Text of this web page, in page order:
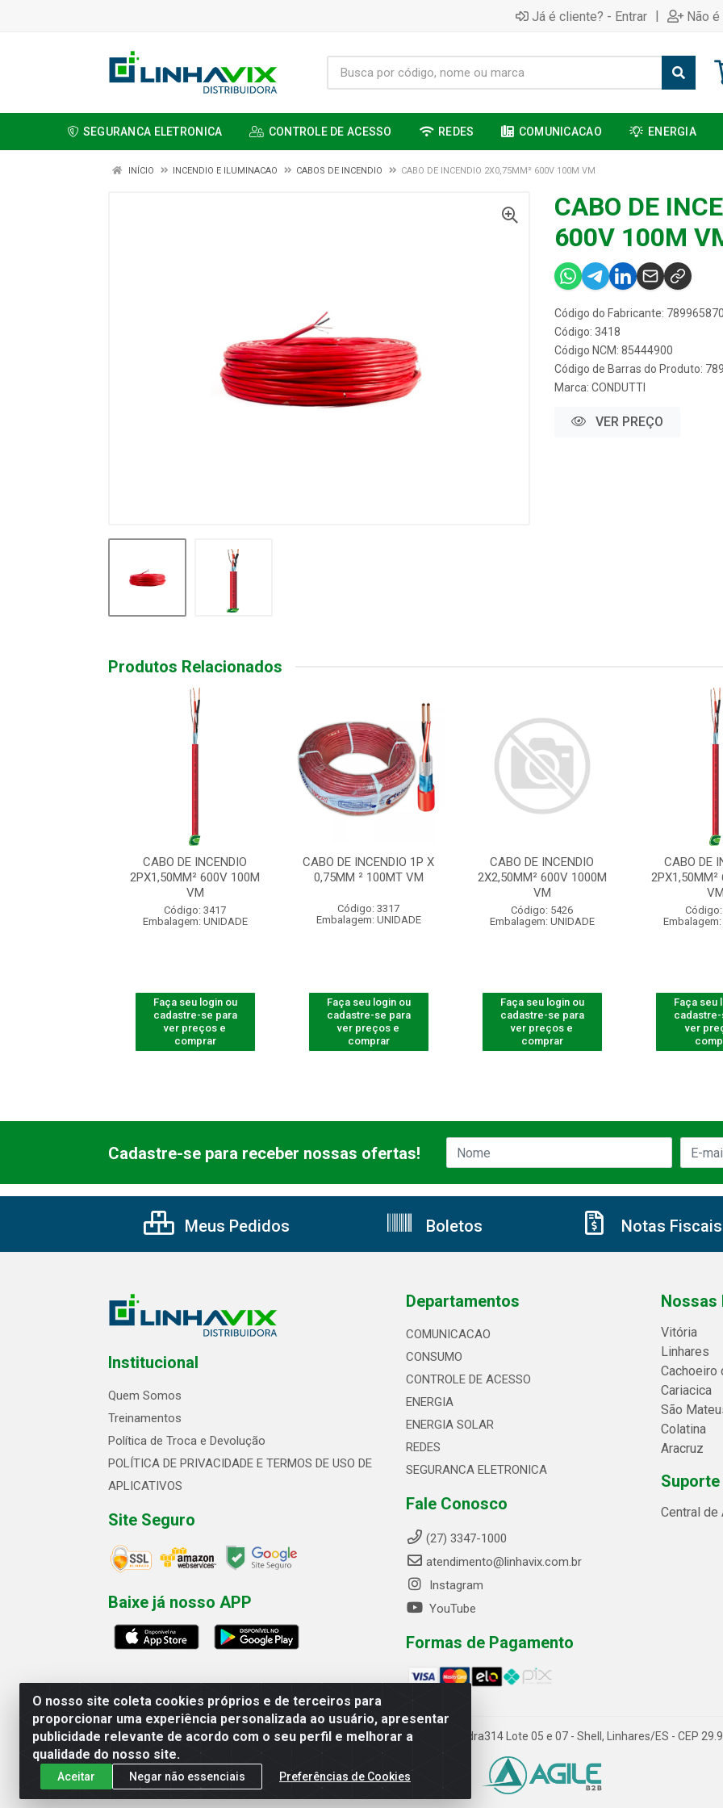
Já é cliente? - Entrar | Não
SEGURANCA ELETRONICA CONTROLE DE ACESSO REDES COMUNICACAO ENERGIA
INÍCIO INCENDIO E ILUMINACAO CABOS DE INCENDIO CABO DE INCENDIO 2X0,75MM² 600V 100M VM
CABO DE
600V 100M
Código do Fabricante:
Código: 3418
Código NCM: 85444900
Código de Barras do Produto:
Marca: CONDUTTI
VER PREÇO
Produtos Relacionados
CABO DE INCENDIO
2PX1,50MM² 600V 100M
VM
Código: 3417
Embalagem: UNIDADE
Faça seu login ou
cadastre-se para
ver preços e
comprar
CABO DE INCENDIO 1P X
0,75MM ² 100MT VM
Código: 3317
Embalagem: UNIDADE
Faça seu login ou
cadastre-se para
ver preços e
comprar
CABO DE INCENDIO
2X2,50MM² 600V 1000M
VM
Código: 5426
Embalagem: UNIDADE
Faça seu login ou
cadastre-se para
ver preços e
comprar
CABO DE
VM
Embalagem:
Faça seu
ver
O nosso site coleta cookies próprios e de terceiros para
proporcionar uma experiência personalizada ao usuário, apresentar
publicidade relevante de acordo com o seu perfil e melhorar a
qualidade do nosso site.
Aceitar Negar não essenciais Preferências de Cookies
Cadastre-se para receber nossas ofertas!
Meus Pedidos Boletos Notas Fiscais
Institucional
Quem Somos
Treinamentos
Política de Troca e Devolução
POLÍTICA DE PRIVACIDADE E TERMOS DE USO DE
APLICATIVOS
Site Seguro
Baixe já nosso APP
Departamentos
COMUNICACAO
CONSUMO
CONTROLE DE ACESSO
ENERGIA
ENERGIA SOLAR
REDES
SEGURANCA ELETRONICA
Fale Conosco
(27) 3347-1000
atendimento@linhavix.com.br
Instagram
YouTube
Formas de Pagamento
Nossas
Vitória
Linhares
Cachoeiro
Cariacica
São
Colatina
Aracruz
Central de
Linhavix Distribuidora LTDA - Avenida Alegre, 2521 - Quadra314 Lote 05 e 07 - Shell, Linhares/ES - CEP